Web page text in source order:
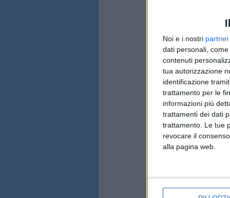
Noi e i nostri partner
dati personali,
contenuti
tua autorizzazione
identificazione
trattamento per le
informazioni più
trattamenti dei dati
trattamento. Le tue
revocare il
alla pagina web.